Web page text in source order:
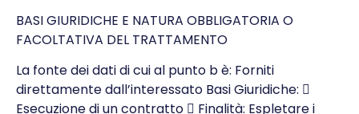
BASI GIURIDICHE E NATURA OBBLIGATORIA O
FACOLTATIVA DEL TRATTAMENTO
La fonte dei dati di cui al punto b è: Forniti
direttamente dall’interessato Basi Giuridiche: 
Esecuzione di un contratto  Finalità: Espletare i